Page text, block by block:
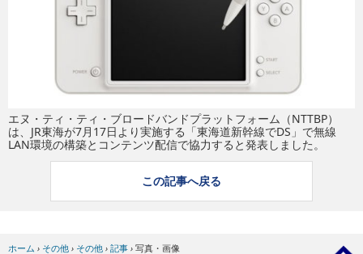
エヌ・ティ・ティ・ブロードバンドプラットフォーム（NTTBP）
は、JR東海が7月17日より実施する「東海道新幹線でDS」で無線
LAN環境の構築とコンテンツ配信で協力すると発表しました。
この記事へ戻る
ホーム › その他 › その他 › 記事 › 写真・画像